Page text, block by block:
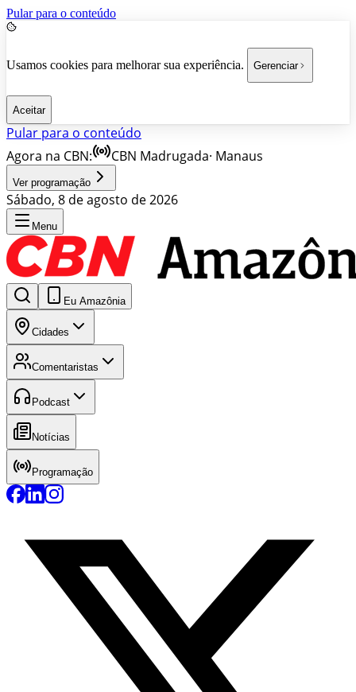
Pular para o conteúdo
Usamos cookies para melhorar sua experiência. Gerenciar
Aceitar
Pular para o conteúdo
Agora na CBN:
CBN Madrugada· Manaus
Ver programação
Sábado, 8 de agosto de 2026
Menu
Eu Amazônia
Cidades
Comentaristas
Podcast
Notícias
Programação